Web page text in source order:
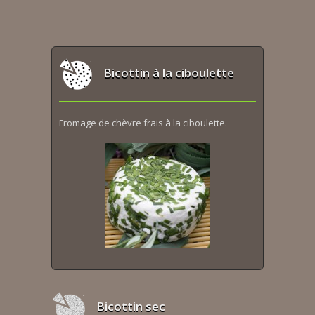
Bicottin à la ciboulette
Fromage de chèvre frais à la ciboulette.
Bicottin sec